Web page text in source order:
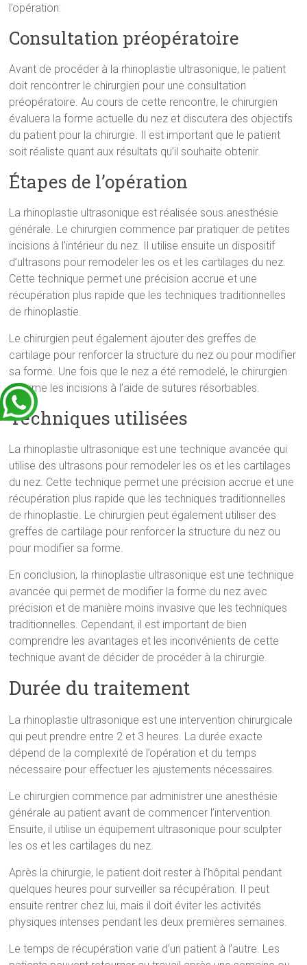
l’opération:
Consultation préopératoire
Avant de procéder à la rhinoplastie ultrasonique, le patient
doit rencontrer le chirurgien pour une consultation
préopératoire. Au cours de cette rencontre, le chirurgien
évaluera la forme actuelle du nez et discutera des objectifs
du patient pour la chirurgie. Il est important que le patient
soit réaliste quant aux résultats qu’il souhaite obtenir.
Étapes de l’opération
La rhinoplastie ultrasonique est réalisée sous anesthésie
générale. Le chirurgien commence par pratiquer de petites
incisions à l’intérieur du nez. Il utilise ensuite un dispositif
d’ultrasons pour remodeler les os et les cartilages du nez.
Cette technique permet une précision accrue et une
récupération plus rapide que les techniques traditionnelles
de rhinoplastie.
Le chirurgien peut également ajouter des greffes de
cartilage pour renforcer la structure du nez ou pour modifier
sa forme. Une fois que le nez a été remodelé, le chirurgien
referme les incisions à l’aide de sutures résorbables.
Techniques utilisées
La rhinoplastie ultrasonique est une technique avancée qui
utilise des ultrasons pour remodeler les os et les cartilages
du nez. Cette technique permet une précision accrue et une
récupération plus rapide que les techniques traditionnelles
de rhinoplastie. Le chirurgien peut également utiliser des
greffes de cartilage pour renforcer la structure du nez ou
pour modifier sa forme.
En conclusion, la rhinoplastie ultrasonique est une technique
avancée qui permet de modifier la forme du nez avec
précision et de manière moins invasive que les techniques
traditionnelles. Cependant, il est important de bien
comprendre les avantages et les inconvénients de cette
technique avant de décider de procéder à la chirurgie.
Durée du traitement
La rhinoplastie ultrasonique est une intervention chirurgicale
qui peut prendre entre 2 et 3 heures. La durée exacte
dépend de la complexité de l’opération et du temps
nécessaire pour effectuer les ajustements nécessaires.
Le chirurgien commence par administrer une anesthésie
générale au patient avant de commencer l’intervention.
Ensuite, il utilise un équipement ultrasonique pour sculpter
les os et les cartilages du nez.
Après la chirurgie, le patient doit rester à l’hôpital pendant
quelques heures pour surveiller sa récupération. Il peut
ensuite rentrer chez lui, mais il doit éviter les activités
physiques intenses pendant les deux premières semaines.
Le temps de récupération varie d’un patient à l’autre. Les